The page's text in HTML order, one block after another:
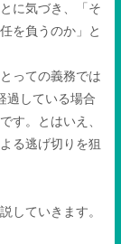
に気づき、「そ
を負うのか」と
っての義務では
過している場合
す。とはいえ、
る逃げ切りを狙
していきます。